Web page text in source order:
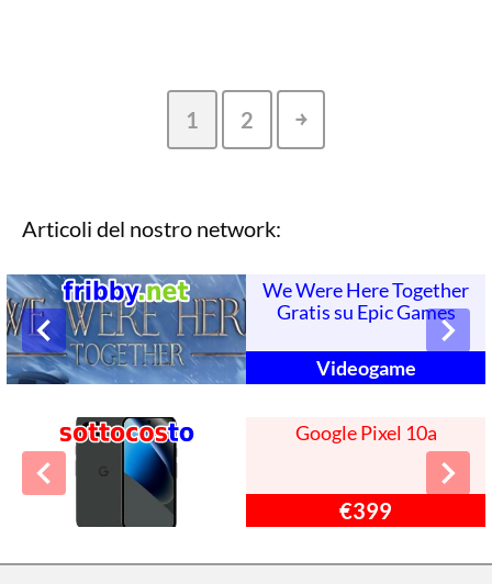
1 2 ￫
Articoli del nostro network:
We Were Here Together
Gratis su Epic Games
Videogame
Google Pixel 10a
€399